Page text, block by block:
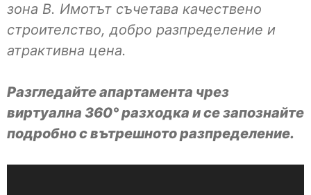
зона В. Имотът съчетава качествено
строителство, добро разпределение и
атрактивна цена.
Разгледайте апартамента чрез
виртуална 360° разходка и се запознайте
подробно с вътрешното разпределение.